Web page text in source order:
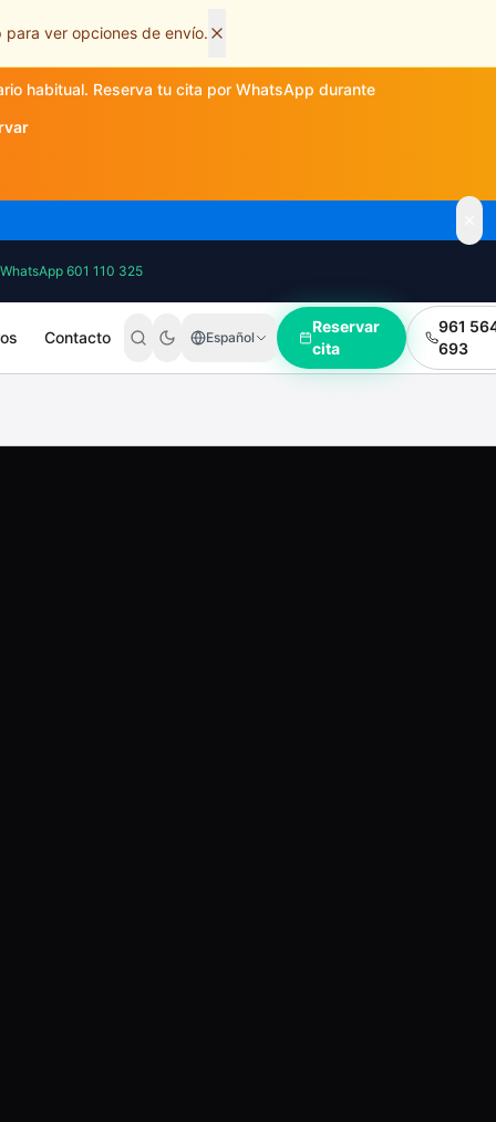
para ver opciones de envío.
habitual. Reserva tu cita por WhatsApp durante
WhatsApp 601 110 325
Contacto Español
Reservar
cita
961
693